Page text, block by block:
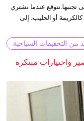
عندما نشتري
أو الحليب، إلى
من التحقيقات السياحية
واختيارات مبتكرة